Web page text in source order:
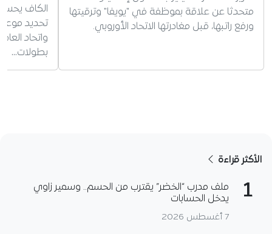
متحدثا عن علاقة بموظفة في "يويفا" وترقيتها
ورفع راتبها، قبل مغادرتها الاتحاد الأوروبي.
الكاف يحسم
تحديد موعد
واتحاد
بطولات…
الأكثر قراءة
1
ملف مدرب “الخضر” يقترب من الحسم.. وسمير زاوي
يدخل الحسابات
7 أغسطس 2026